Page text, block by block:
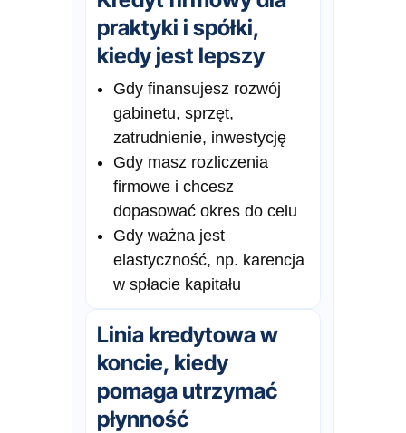
praktyki i spółki,
kiedy jest lepszy
Gdy finansujesz rozwój
gabinetu, sprzęt,
zatrudnienie, inwestycję
Gdy masz rozliczenia
firmowe i chcesz
dopasować okres do celu
Gdy ważna jest
elastyczność, np. karencja
w spłacie kapitału
Linia kredytowa w
koncie, kiedy
pomaga utrzymać
płynność